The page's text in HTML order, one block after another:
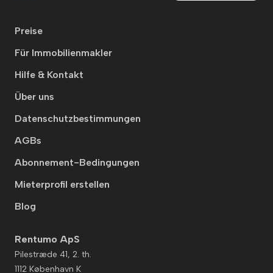
Preise
Für Immobilienmakler
Hilfe & Kontakt
Über uns
Datenschutzbestimmungen
AGBs
Abonnement-Bedingungen
Mieterprofil erstellen
Blog
Rentumo ApS
Pilestræde 41, 2. th.
1112 København K